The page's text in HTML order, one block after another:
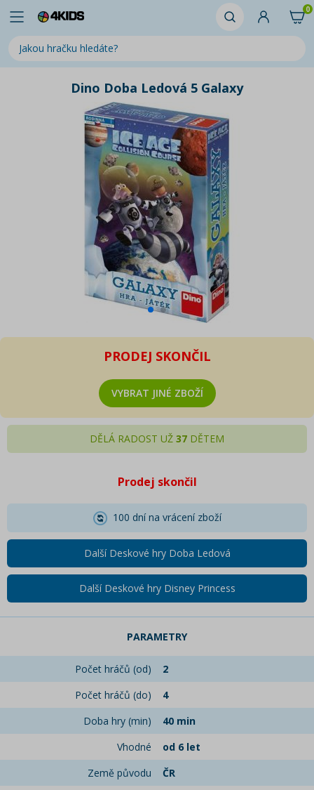
0
Dino Doba Ledová 5 Galaxy
PRODEJ SKONČIL
VYBRAT JINÉ ZBOŽÍ
DĚLÁ RADOST UŽ 37 DĚTEM
Prodej skončil
100 dní na vrácení zboží
Další Deskové hry Doba Ledová
Další Deskové hry Disney Princess
PARAMETRY
Počet hráčů (od)
2
Počet hráčů (do)
4
Doba hry (min)
40 min
Vhodné
od 6 let
Země původu
ČR